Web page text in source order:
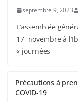
septembre 9, 2023
L’assemblée
17 novembre à
« journées
Précautions à
COVID-19